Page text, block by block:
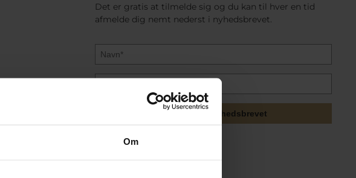
Om
Det er gratis at tilmelde sig og du kan til hver en tid
afmelde dig nemt nederst i nyhedsbrevet.
Tilmeld mig nyhedsbrevet